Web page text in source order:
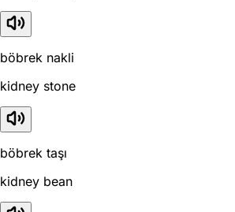
böbrek nakli
kidney stone
böbrek taşı
kidney bean